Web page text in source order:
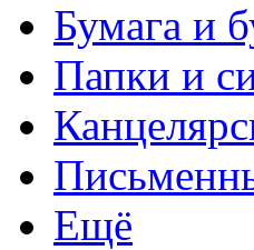
Бумага и
Папки и
Ещё